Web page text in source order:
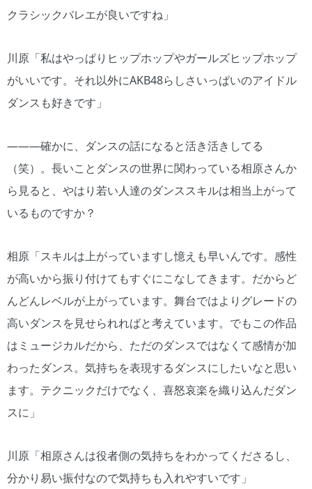
クラシックバレエが良いですね」
川原「私はやっぱりヒップホップやガールズヒップホップ
がいいです。それ以外にAKB48らしさいっぱいのアイドル
ダンスも好きです」
―――確かに、ダンスの話になると活き活きしてる
（笑）。長いことダンスの世界に関わっている相原さんか
ら見ると、やはり若い人達のダンススキルは相当上がって
いるものですか？
相原「スキルは上がっていますし憶えも早いんです。感性
が高いから振り付けてもすぐにこなしてきます。だからど
んどんレベルが上がっています。舞台ではよりグレードの
高いダンスを見せられればと考えています。でもこの作品
はミュージカルだから、ただのダンスではなくて感情が加
わったダンス。気持ちを表現するダンスにしたいなと思い
ます。テクニックだけでなく、喜怒哀楽を織り込んだダン
スに」
川原「相原さんは役者側の気持ちをわかってくださるし、
分かり易い振付なので気持ちも入れやすいです」